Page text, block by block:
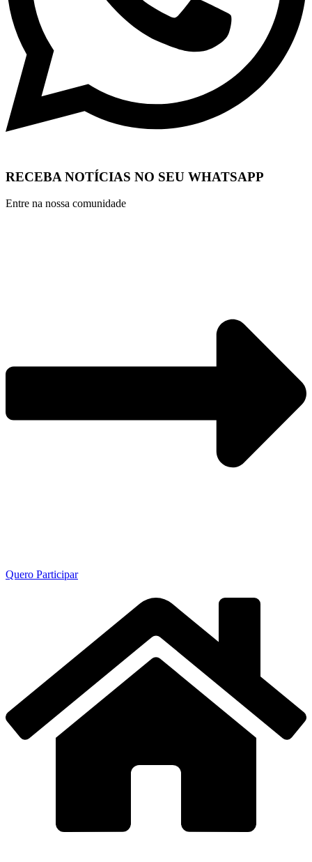
RECEBA NOTÍCIAS NO SEU WHATSAPP
Entre na nossa comunidade
Quero Participar